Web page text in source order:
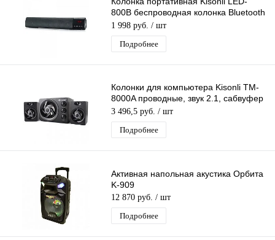
800B беспроводная колонка Bluetooth
с поддержкой USB, TF-карты,радио
1 998 руб. / шт
Подробнее
Колонки для компьютера Kisonli TM-
8000A проводные, звук 2.1, сабвуфер
+ 2 колонки, питание по USB
3 496,5 руб. / шт
Подробнее
Активная напольная акустика Орбита
K-909
12 870 руб. / шт
Подробнее